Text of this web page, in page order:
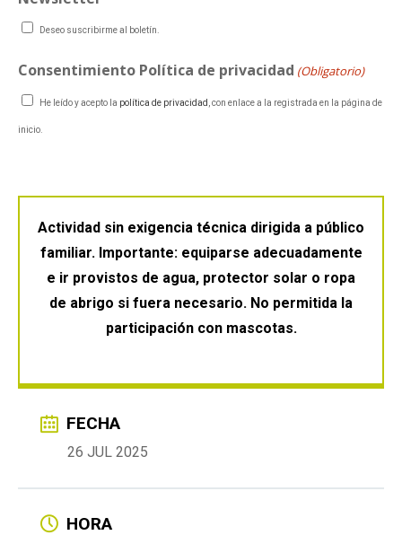
Deseo suscribirme al boletín.
Consentimiento Política de privacidad (Obligatorio)
He leído y acepto la política de privacidad , con enlace a la registrada en la página de
inicio.
Actividad sin exigencia técnica dirigida a público
familiar. Importante: equiparse adecuadamente
e ir provistos de agua, protector solar o ropa
de abrigo si fuera necesario. No permitida la
participación con mascotas.
FECHA
26 JUL 2025
HORA